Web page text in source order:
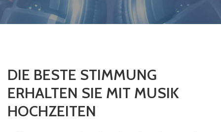
DIE BESTE STIMMUNG
ERHALTEN SIE MIT MUSIK
HOCHZEITEN